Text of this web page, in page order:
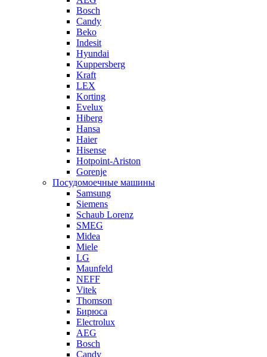
Bosch
Candy
Beko
Indesit
Hyundai
Kuppersberg
Kraft
LEX
Korting
Evelux
Hiberg
Hansa
Haier
Hisense
Hotpoint-Ariston
Gorenje
Посудомоечные машины
Samsung
Siemens
Schaub Lorenz
SMEG
Midea
Miele
LG
Maunfeld
NEFF
Vitek
Thomson
Бирюса
Electrolux
AEG
Bosch
Candy